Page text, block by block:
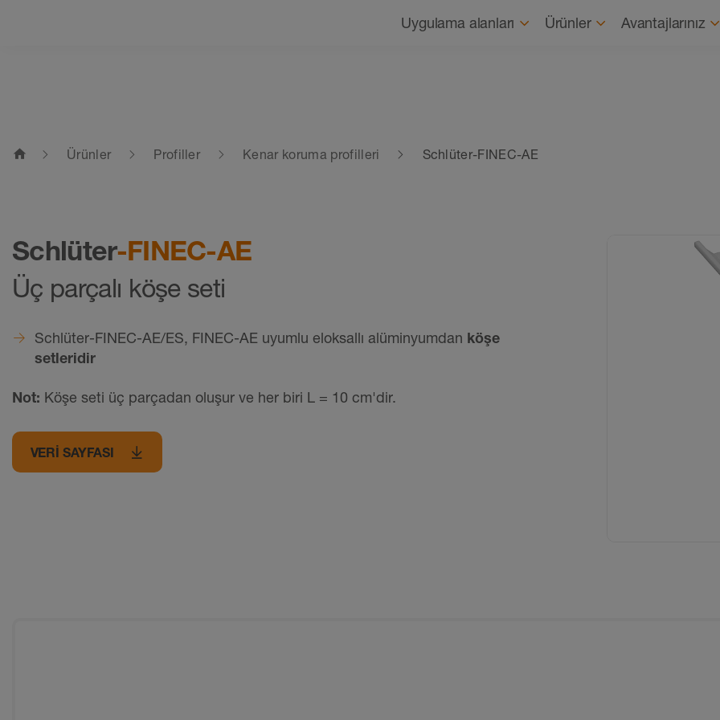
Uygulama alanları Ürünler Avantajlarınız
home Ürünler Profiller Kenar koruma profilleri Schlüter-FINEC-AE
Schlüter-FINEC-AE
Üç parçalı köşe seti
Schlüter-FINEC-AE/ES, FINEC-AE uyumlu eloksallı alüminyumdan köşe
setleridir
Not: Köşe seti üç parçadan oluşur ve her biri L = 10 cm'dir.
VERI SAYFASI